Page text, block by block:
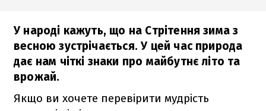
У народі кажуть, що на Стрітення зима з
весною зустрічається. У цей час природа
дає нам чіткі знаки про майбутнє літо та
врожай.
Якщо ви хочете перевірити мудрість